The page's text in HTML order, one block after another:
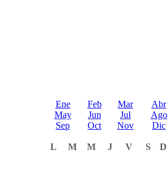
Ene Feb Mar
Abr
May
Jun Jul
Ago
Sep
Oct Nov Dic
L M M J V S
D